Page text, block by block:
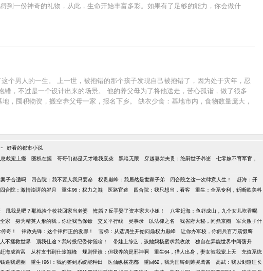
一份神奇的礼物，从此，生命开始丰富多彩。如果有了足够的能力，你会做什
个男人的一生。 上一世，被抱错的那个孩子发现自己被抱错了，因为处于灾年，忍
，不过是一个设计出来的场景。 他的养父母为了将他送走，苦心孤诣，做了很多
，囤积物资，搬空养父母一家，报名下乡。 缺衣少食：基地市内，食物数量庞大，
，我扔了，给狗吃，都不给你。 都重生了，谁还当舔狗？有多远滚多远。
- 好看的都市小说
裁宠上瘾 医权在握 哥哥们都是天才唯我废柴 黑暗无限 穿越妻荣夫贵：绝嗣世子养崽
七零嫁不育军官，
子合适吗 四合院：我不要人我只要命 权贵巅峰：我居然是世家子弟 四合院之这一次肆意人生！
赶海：开
四合院：激情澎湃的岁月 重生96：权力之巅 医路官途 四合院：我只想当，看客
重生：全系专利，斩断欧美科
甩我是吧？那就捡个校花回家当老婆 悔婚？反手娶了资本家大小姐！
八零赶海：鱼虾成山，九个女儿吃香喝
家 身为精英人形的我，你让我当保镖 交叉平行线 灵事录 以法律之名 我省府大秘，问鼎京圈
军火贩子什
奇！ 律政先锋：这个律师正的发邪！ 官梯：从选调生开始问鼎权力巅峰
让你办军校，你佣兵百万震慑鹰
不拯救世界 顶我仕途？我转投纪委你慌啥！ 带娃上综艺，孩她妈杨蜜求我收敛
独自在异能世界中闯荡升
海成首富 从村支书到仕途巅峰 规则怪谈：但我养的是邪神啊 重生64，猎人出身，妻女被我宠上天
充值系统
逼我退圈 重生1961：我的签到系统能种田 医仙纵横花都 重回62，我为国铸剑薅哭鹰酱
高武：我以剑道证长